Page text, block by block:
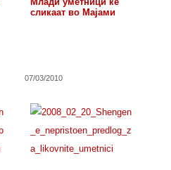
сликаат во Мајами
07/03/2010